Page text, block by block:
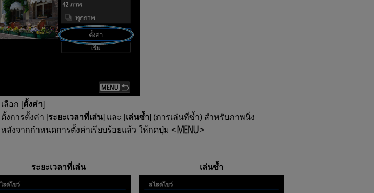
เลือก [ตั้งค่า]
ตั้งการตั้งค่า [ระยะเวลาที่เล่น] และ [เล่นซ้ำ] (การเล่นที่ซ้ำ) สำหรับภาพนิ่ง
หลังจากกำหนดการตั้งค่าเรียบร้อยแล้ว ให้กดปุ่ม
ระยะเวลาที่เล่น เล่นซ้ำ